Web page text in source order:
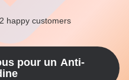
happy customers
pour un Anti-